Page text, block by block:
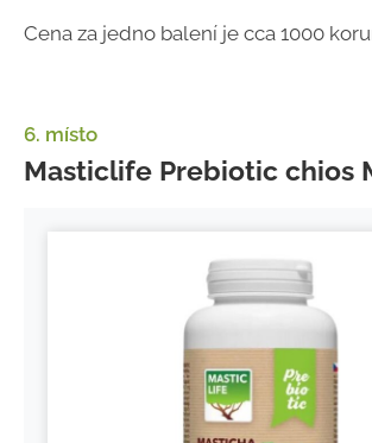
Cena za jedno balení je cca 1000
6. místo
Masticlife Prebiotic chios